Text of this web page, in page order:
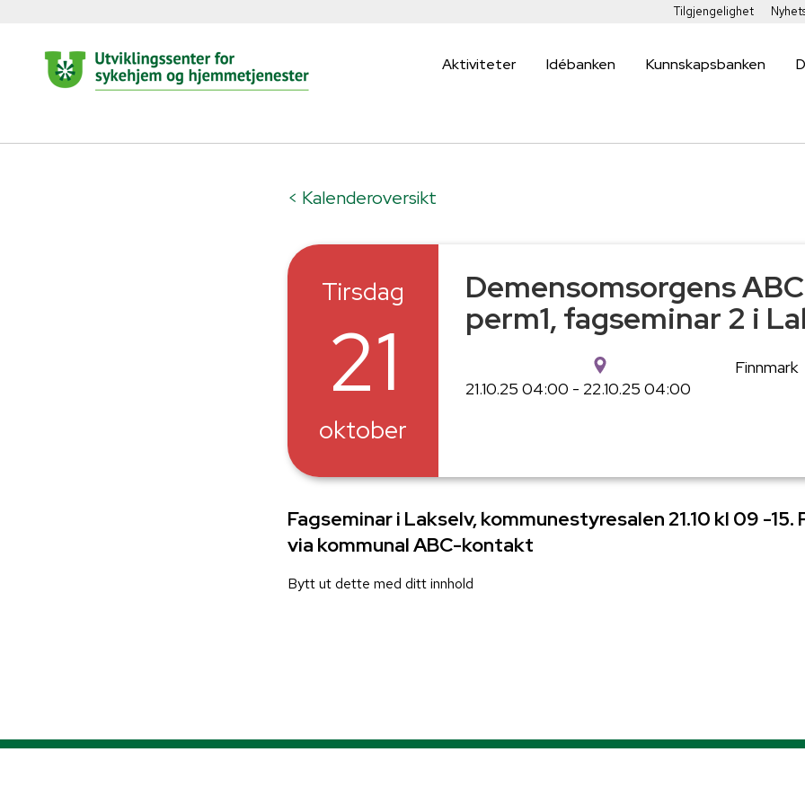
Tilgjengelighet
Aktiviteter Idébanken Kunnskapsbanken
< Kalenderoversikt
Tirsdag
21
oktober
Demensomsorgens
perm1, fagseminar 2 i
Finnmark
21.10.25 04:00 - 22.10.25 04:00
Fagseminar i Lakselv, kommunestyresalen 21.10 kl 09 -15.
via kommunal ABC-kontakt
Bytt ut dette med ditt innhold